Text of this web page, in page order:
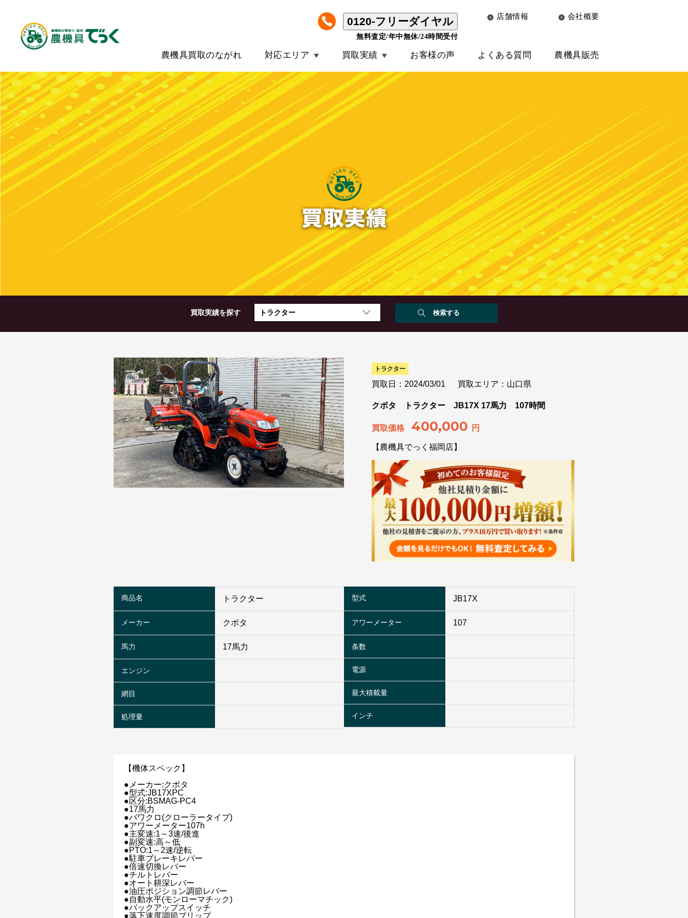
0120-フリーダイヤル
無料査定/年中無休/24時間受付
店舗情報 会社概要
農機具買取のながれ 対応エリア 買取実績 お客様の声 よくある質問 農機具販売
クボタ トラクター JB17X 17馬力 107時間
買取実績を探す トラクター
トラクター
買取日：2024/03/01 買取エリア：山口県
クボタ トラクター JB17X 17馬力 107時間
買取価格 400,000 円
【農機具でっく福岡店】
商品名 トラクター
メーカー クボタ
馬力 17馬力
エンジン
網目
処理量
型式 JB17X
アワーメーター 107
条数
電源
最大積載量
インチ
【機体スペック】
●メーカー:クボタ
●型式:JB17XPC
●区分:BSMAG-PC4
●17馬力
●パワクロ(クローラータイプ)
●アワーメーター107h
●主変速:1～3速/後進
●副変速:高～低
●PTO:1～2速/逆転
●駐車ブレーキレバー
●倍速切換レバー
●チルトレバー
●オート耕深レバー
●油圧ポジション調節レバー
●自動水平(モンローマチック)
●バックアップスイッチ
●落下速度調節ブリップ
WEB査定
LINE査定